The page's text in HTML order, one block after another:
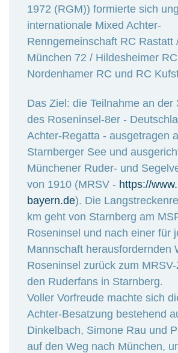
1972 (RGM)) formierte sich
internationale Mixed Achter-
Renngemeinschaft RC Rastatt
München 72 / Hildesheimer
Nordenhamer RC und RC
Das Ziel: die Teilnahme an der
des Roseninsel-8er -
Achter-Regatta - ausgetragen
Starnberger See und
Münchener Ruder- und
von 1910 (MRSV - https://
bayern.de). Die
km geht von Starnberg am
Roseninsel und nach einer für
Mannschaft herausfordernden
Roseninsel zurück zum
den Ruderfans in Starnberg.
Voller Vorfreude machte sich
Achter-Besatzung bestehend
Dinkelbach, Simone Rau und
auf den Weg nach München,